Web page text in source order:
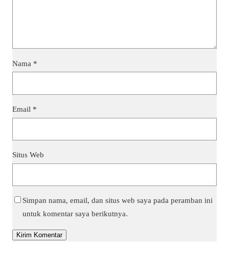
Nama *
Email *
Situs Web
Simpan nama, email, dan situs web saya pada peramban ini
untuk komentar saya berikutnya.